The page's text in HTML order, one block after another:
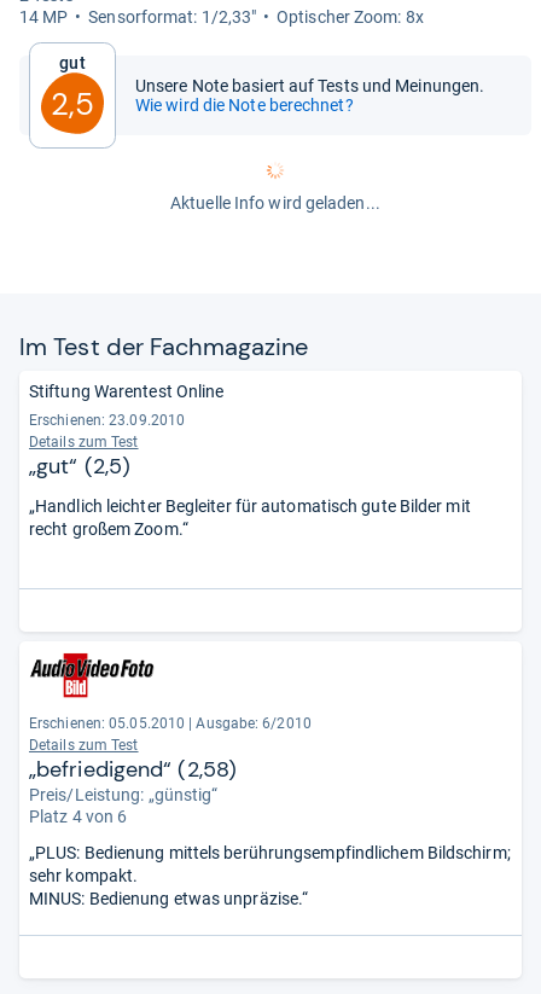
14 MP
Sen­sor­for­mat: 1/2,33" Opti­scher Zoom: 8x
Gut
2,5
Unsere Note basiert auf Tests und Meinungen.
Wie wird die Note berechnet?
Aktuelle Info wird geladen...
Im Test der Fach­ma­ga­zine
Stiftung Warentest Online
Erschienen: 23.09.2010
Details zum Test
„gut“ (2,5)
„Handlich leichter Begleiter für automatisch gute Bilder mit
recht großem Zoom.“
Erschienen: 05.05.2010
Ausgabe: 6/2010
Details zum Test
„befriedigend“ (2,58)
Preis/Leistung: „günstig“
Platz 4 von 6
„PLUS: Bedienung mittels berührungsempfindlichem Bildschirm;
sehr kompakt.
MINUS: Bedienung etwas unpräzise.“